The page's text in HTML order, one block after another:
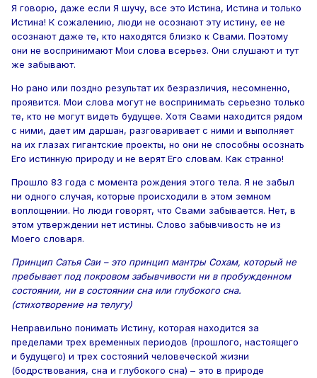
Я говорю, даже если Я шучу, все это Истина, Истина и только
Истина! К сожалению, люди не осознают эту истину, ее не
осознают даже те, кто находятся близко к Свами. Поэтому
они не воспринимают Мои слова всерьез. Они слушают и тут
же забывают.
Но рано или поздно результат их безразличия, несомненно,
проявится. Мои слова могут не воспринимать серьезно только
те, кто не могут видеть будущее. Хотя Свами находится рядом
с ними, дает им даршан, разговаривает с ними и выполняет
на их глазах гигантские проекты, но они не способны осознать
Его истинную природу и не верят Его словам. Как странно!
Прошло 83 года с момента рождения этого тела. Я не забыл
ни одного случая, которые происходили в этом земном
воплощении. Но люди говорят, что Свами забывается. Нет, в
этом утверждении нет истины. Слово забывчивость не из
Моего словаря.
Принцип Сатья Саи – это принцип мантры Сохам, который не
пребывает под покровом забывчивости ни в пробужденном
состоянии, ни в состоянии сна или глубокого сна.
(стихотворение на телугу)
Неправильно понимать Истину, которая находится за
пределами трех временных периодов (прошлого, настоящего
и будущего) и трех состояний человеческой жизни
(бодрствования, сна и глубокого сна) – это в природе